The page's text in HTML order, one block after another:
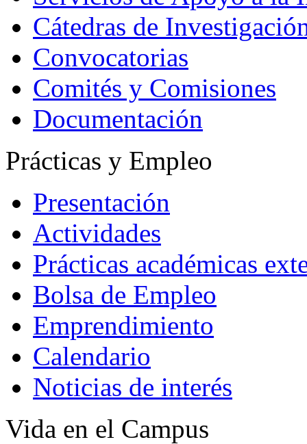
Cátedras de
Convocatorias
Comités y Comisiones
Documentación
Prácticas y Empleo
Presentación
Actividades
Prácticas académicas
Bolsa de Empleo
Emprendimiento
Calendario
Noticias de interés
Vida en el Campus